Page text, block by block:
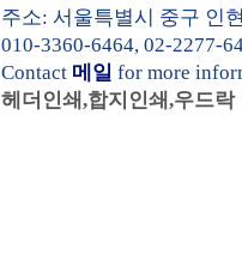
주소: 서울특별시 중구 인
010-3360-6464, 02-2277-
Contact 메일 for more
헤더인쇄,합지인쇄,우드락